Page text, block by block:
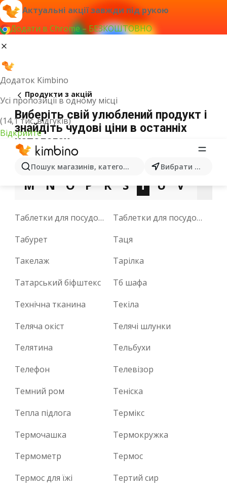
Актуальні акції завжди під рукою
Додати в Chrome – БЕЗКОШТОВНО
Додаток Kimbino
Усі пропозиції в одному місці
(14,1 тис. відгуків)
Відкрийте
Пошук магазинів, категорій, товарів... Вибрати місто
Продукти з акцій
Виберіть свій улюблений продукт і
знайдіть чудові ціни в останніх
каталогах
3 A B C D E G H
M
N O P R S T U V W
Таблетки для посудомийки
Таблетки для посудомийної машини
Табурет
Таця
Такелаж
Тарілка
Татарський біфштекс
Тб шафа
Технічна тканина
Текіла
Теляча окіст
Телячі шлунки
Телятина
Тельбухи
Телефон
Телевізор
Темний ром
Теніска
Тепла підлога
Термікс
Термочашка
Термокружка
Термометр
Термос
Термос для їжі
Тертий сир